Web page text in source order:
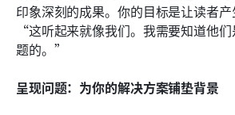
印象深刻的成果。你的目标是让读者产
“这听起来就像我们。我需要知道他
题的。”
呈现问题：为你的解决方案铺垫背景